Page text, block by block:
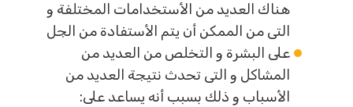
هناك العديد من الأستخدامات المختلفة و
التى من الممكن أن يتم الأستفادة من الجل
على البشرة و التخلص من العديد من
المشاكل و التى تحدث نتيجة العديد من
الأسباب و ذلك بسبب أنه يساعد على: